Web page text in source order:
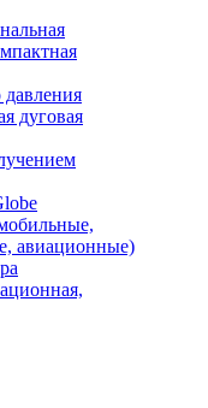
давления
дуговая
авиационные)